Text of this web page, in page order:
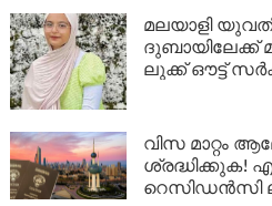
മലയാളി
ദുബായിലേക്ക്
ലുക്ക് ഔട്ട്
വിസ മാറ്റം
ശ്രദ്ധിക്കുക!
റെസിഡൻസി